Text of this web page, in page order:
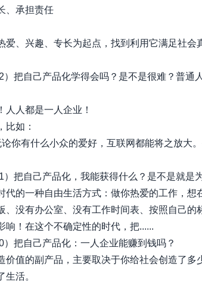
、承担责任
爱、兴趣、专长为起点，找到利用它满足社会
把自己产品化学得会吗？是不是很难？普通
人人都是一人企业！
比如：
论你有什么小众的爱好，互联网都能将之放大
把自己产品化，我能获得什么？是不是就是
代的一种自由生活方式：做你热爱的工作，想
、没有办公室、没有工作时间表、按照自己的
响！在这个不确定性的时代，把......
把自己产品化：一人企业能赚到钱吗？
价值的副产品，主要取决于你给社会创造了多
活。